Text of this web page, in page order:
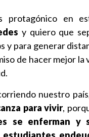
protagónico en
y quiero que
y para generar
de hacer mejor
nuestro
para vivir,
se enferman y